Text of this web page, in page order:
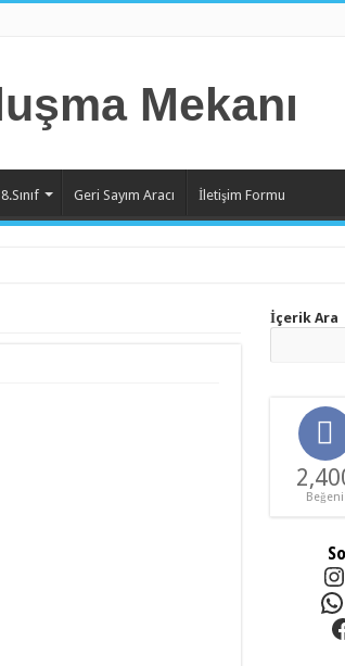
8.Sınıf Geri Sayım Aracı İletişim Formu
İçerik Ara
Beğeni